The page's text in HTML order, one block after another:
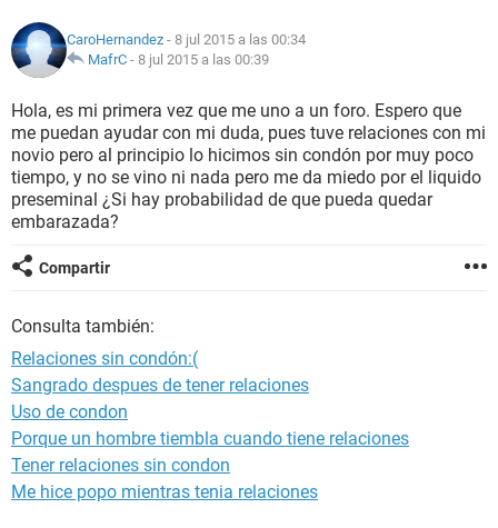
NUTRICIÓN
BIENESTAR
SEXUALIDAD
GLOSARIO
CaroHernandez - 8 jul 2015 a las 00:34
MafrC - 8 jul 2015 a las 00:39
Hola, es mi primera vez que me uno a un foro. Espero que
me puedan ayudar con mi duda, pues tuve relaciones con mi
novio pero al principio lo hicimos sin condón por muy poco
tiempo, y no se vino ni nada pero me da miedo por el liquido
preseminal ¿Si hay probabilidad de que pueda quedar
embarazada?
Compartir
Consulta también:
Relaciones sin condón:(
Sangrado despues de tener relaciones
Uso de condon
Porque un hombre tiembla cuando tiene relaciones
Tener relaciones sin condon
Me hice popo mientras tenia relaciones